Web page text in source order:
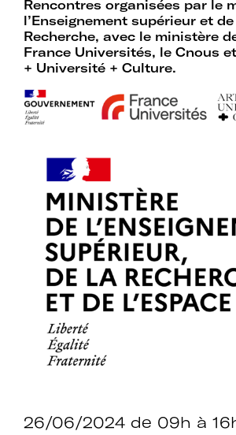
d’expertises sur l’action
le cadre spécifique de
supérieur.
Profiter de temps de
d’échange avec les
politiques culturelles
établissements et avec
Faire partie d’un réseau
l’interface et le relais
réseaux professionnels,
l’Enseignement
Recherche, le ministère
et France Universités.
Participer à des actions
permettent de faire
connaissance et la mise
politiques culturelles
établissements.
Rencontres organisées par le
l’Enseignement supérieur et
Recherche, avec le ministère
France Universités, le Cnous
+ Université + Culture.
26/06/2024 de 09h à